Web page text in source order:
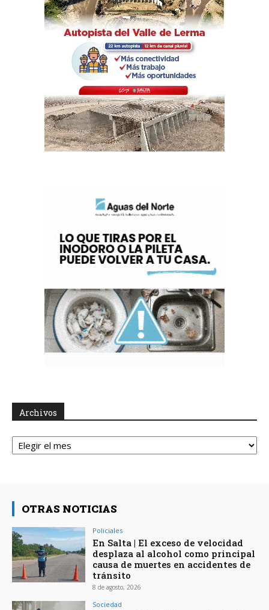
Archivos
Archivos
OTRAS NOTICIAS
Policiales
En Salta | El exceso de velocidad
desplaza al alcohol como principal
causa de muertes en accidentes de
tránsito
8 de agosto, 2026
Sociedad